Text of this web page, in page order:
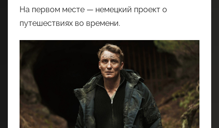
На первом месте — немецкий проект о
путешествиях во времени.